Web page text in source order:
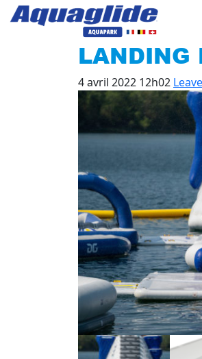
LANDING
4 avril 2022 12h02